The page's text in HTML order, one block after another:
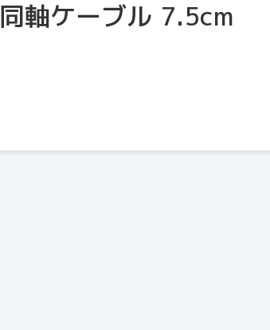
軸ケーブル 7.5cm